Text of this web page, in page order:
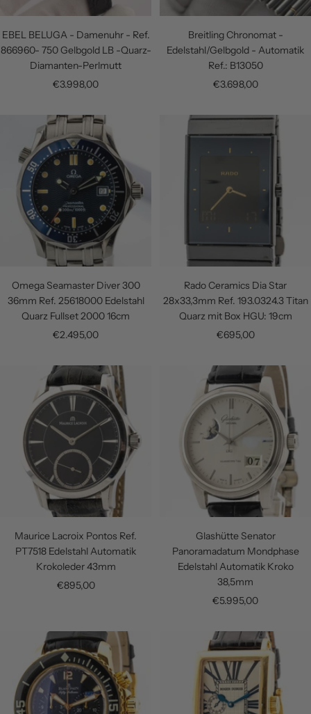
EBEL BELUGA - Damenuhr - Ref.
866960- 750 Gelbgold LB -Quarz-
Diamanten-Perlmutt
Angebotspreis
€3.998,00
Breitling Chronomat -
Edelstahl/Gelbgold - Automatik
Ref.: B13050
Angebotspreis
€3.698,00
Omega Seamaster Diver 300
36mm Ref. 25618000 Edelstahl
Quarz Fullset 2000 16cm
Angebotspreis
€2.495,00
Rado Ceramics Dia Star
28x33,3mm Ref. 193.0324.3 Titan
Quarz mit Box HGU: 19cm
Angebotspreis
€695,00
Maurice Lacroix Pontos Ref.
PT7518 Edelstahl Automatik
Krokoleder 43mm
Angebotspreis
€895,00
Glashütte Senator
Panoramadatum Mondphase
Edelstahl Automatik Kroko
38,5mm
Angebotspreis
€5.995,00